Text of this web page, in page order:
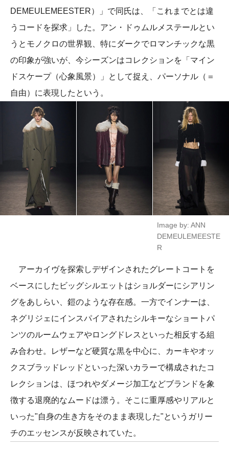
DEMEULEMEESTER）」で同氏は、「これまでとは違
うコードを探求」した。アン・ドゥムルメステールとい
うとモノクロの世界観、特にダークでロマンチックな黒
の印象が強いが、今シーズンはコレクションを「マイン
ドスケープ（心象風景）」として捉え、パーソナル（＝
自由）に表現したという。
Image by: ANN
DEMEULEMEESTE
R
アーカイヴを探索しデザインされたグレートコートを
ベースにしたビッグシルエットはショルダーにシアリン
グをあしらい、鎧のような存在感。一方でインナーは、
ネグリジェにインスパイアされたシルキーなショートパ
ンツのルームウェアやロングドレスといった相反する組
み合わせ。レザーなど硬質な黒を中心に、カーキやオッ
クスブラッドレッドといった深いカラーで構成されたコ
レクションは、ほつれやダメージ加工などブランドを象
徴する退廃的なムードは漂う。そこに重厚感やリアルと
いった"自身の生き方をそのまま表現した"というガリー
チのエッセンスが反映されていた。